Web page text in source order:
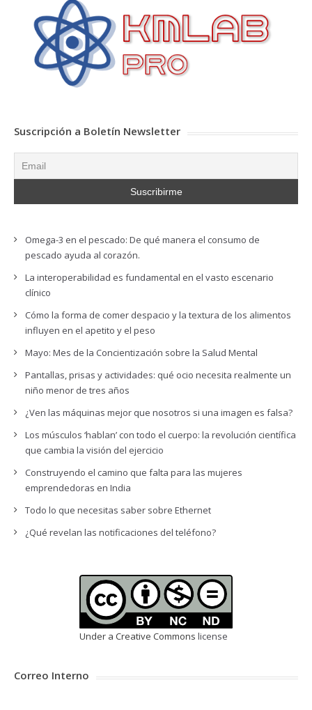
Suscripción a Boletín Newsletter
Omega-3 en el pescado: De qué manera el consumo de
pescado ayuda al corazón.
La interoperabilidad es fundamental en el vasto escenario
clínico
Cómo la forma de comer despacio y la textura de los alimentos
influyen en el apetito y el peso
Mayo: Mes de la Concientización sobre la Salud Mental
Pantallas, prisas y actividades: qué ocio necesita realmente un
niño menor de tres años
¿Ven las máquinas mejor que nosotros si una imagen es falsa?
Los músculos ‘hablan’ con todo el cuerpo: la revolución científica
que cambia la visión del ejercicio
Construyendo el camino que falta para las mujeres
emprendedoras en India
Todo lo que necesitas saber sobre Ethernet
¿Qué revelan las notificaciones del teléfono?
Under a Creative Commons license
Correo Interno